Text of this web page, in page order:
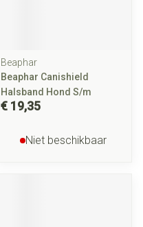
Beaphar
Beaphar Canishield
Halsband Hond S/m
€ 19,35
Niet beschikbaar